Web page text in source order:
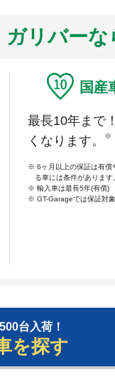
ガリバーな
国産
最長10年まで
くなります。
※
6ヶ月以上の保証は有償
る車には条件があります
輸入車は最長5年(有償)
GT-Garageでは保証対
台入荷！
を探す